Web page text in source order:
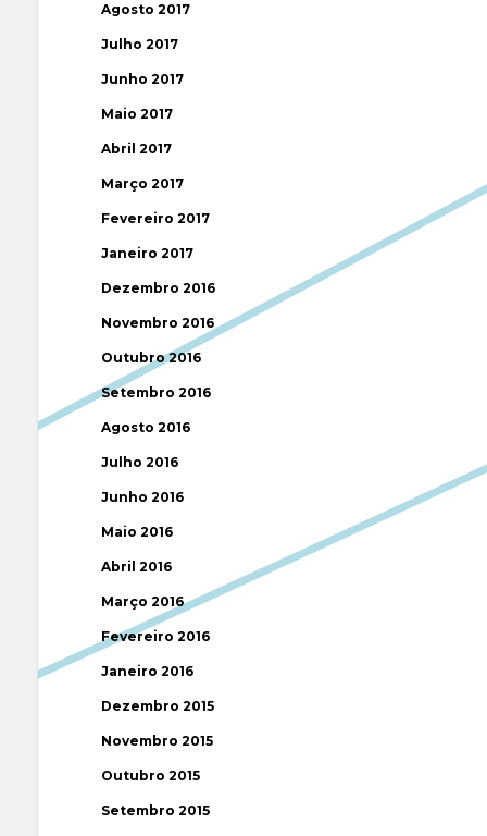
Agosto 2017
Julho 2017
Junho 2017
Maio 2017
Abril 2017
Março 2017
Fevereiro 2017
Janeiro 2017
Dezembro 2016
Novembro 2016
Outubro 2016
Setembro 2016
Agosto 2016
Julho 2016
Junho 2016
Maio 2016
Abril 2016
Março 2016
Fevereiro 2016
Janeiro 2016
Dezembro 2015
Novembro 2015
Outubro 2015
Setembro 2015